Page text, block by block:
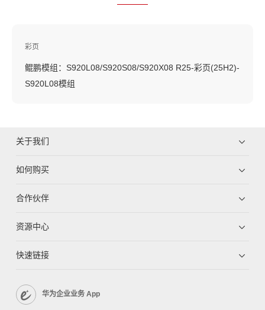
彩页
鲲鹏模组：S920L08/S920S08/S920X08 R25-彩页(25H2)-
S920L08模组
关于我们
如何购买
合作伙伴
资源中心
快速链接
华为企业业务 App